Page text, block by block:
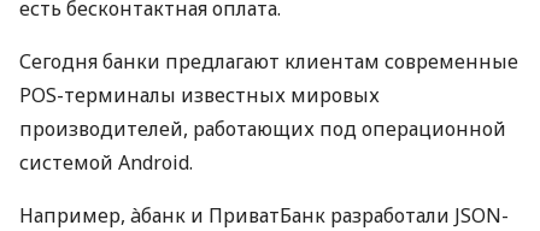
есть бесконтактная оплата.
Сегодня банки предлагают клиентам современные
POS-терминалы известных мировых
производителей, работающих под операционной
системой Android.
Например, àбанк и ПриватБанк разработали JSON-